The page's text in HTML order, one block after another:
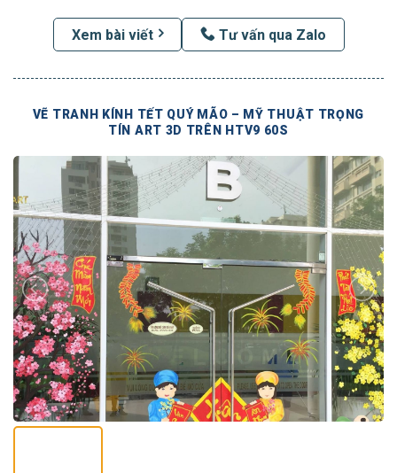
Xem bài viết Tư vấn qua Zalo
VẼ TRANH KÍNH TẾT QUÝ MÃO – MỸ THUẬT TRỌNG
TÍN ART 3D TRÊN HTV9 60S